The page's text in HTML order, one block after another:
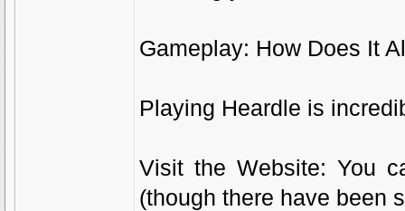
Gameplay: How Does It
Playing Heardle is
Visit the Website: You
(though there have been